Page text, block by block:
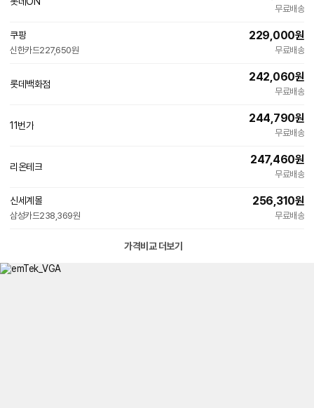
무료배송
쿠팡
신한카드227,650원
229,000원
무료배송
롯데백화점
242,060원
무료배송
11번가
244,790원
무료배송
리온테크
이
247,460원
무료배송
신세계몰
삼성카드238,369원
256,310원
무료배송
가격비교 더보기